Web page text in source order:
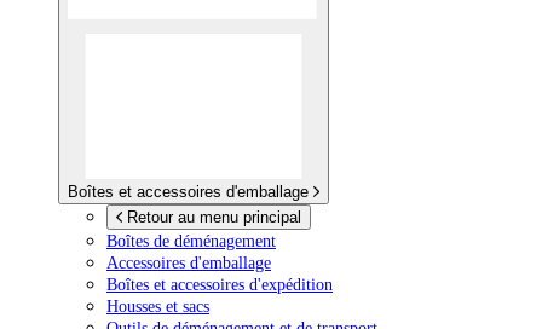
Boîtes et accessoires d'emballage
Retour au menu principal
Boîtes de déménagement
Accessoires d'emballage
Boîtes et accessoires d'expédition
Housses et sacs